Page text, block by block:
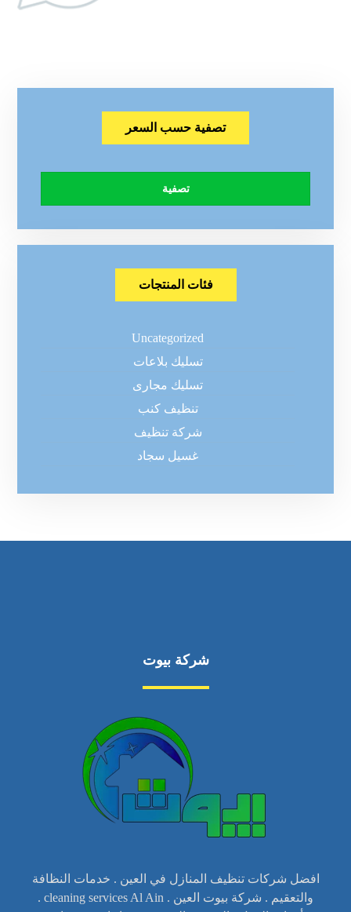
تصفية حسب السعر
تصفية
فئات المنتجات
Uncategorized
تسليك بلاعات
تسليك مجارى
تنظيف كنب
شركة تنظيف
غسيل سجاد
شركة بيوت
افضل شركات تنظيف المنازل في العين . خدمات النظافة
والتعقيم . شركة بيوت العين . cleaning services Al Ain .